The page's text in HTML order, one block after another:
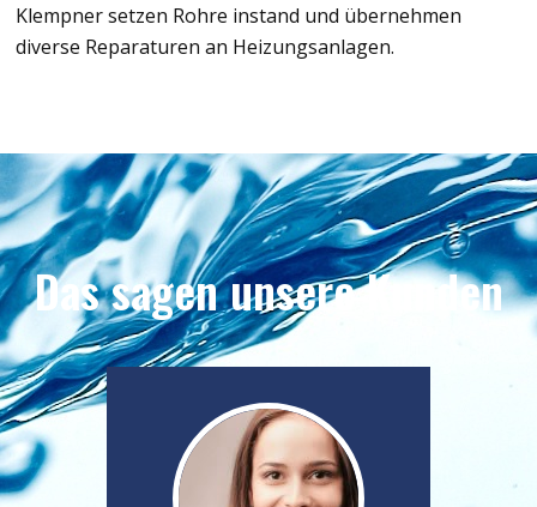
Klempner setzen Rohre instand und übernehmen
diverse Reparaturen an Heizungsanlagen.
Das sagen unsere Kunden